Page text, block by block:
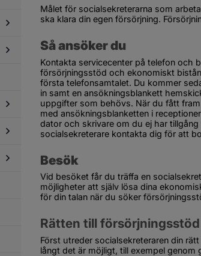
man,
förmyndare
Undersidor
och
Undersidor
Folkhälsoarbete
Undersidor
Funktionsnedsättning
Undersidor
i
Undersidor
Hjälpmedel
bostadsanpassning
Undersidor
integration
Målet för socialsekreterarna som
ska klara din egen försörjning.
Så ansöker du
Kontakta servicecenter på telefon och
försörjningsstöd och ekonomiskt
första telefonsamtalet. Du kommer
in samt en ansökningsblankett
uppgifter som behövs. När du fått
med ansökningsblanketten i
dator och skrivare om du ej har
socialsekreterare kontakta dig för att
Besök
Vid besöket får du träffa en
möjligheter att själv lösa dina
för din talan när du söker
Rätten till
Först utreder socialsekreteraren din
långt det är möjligt, till exempel